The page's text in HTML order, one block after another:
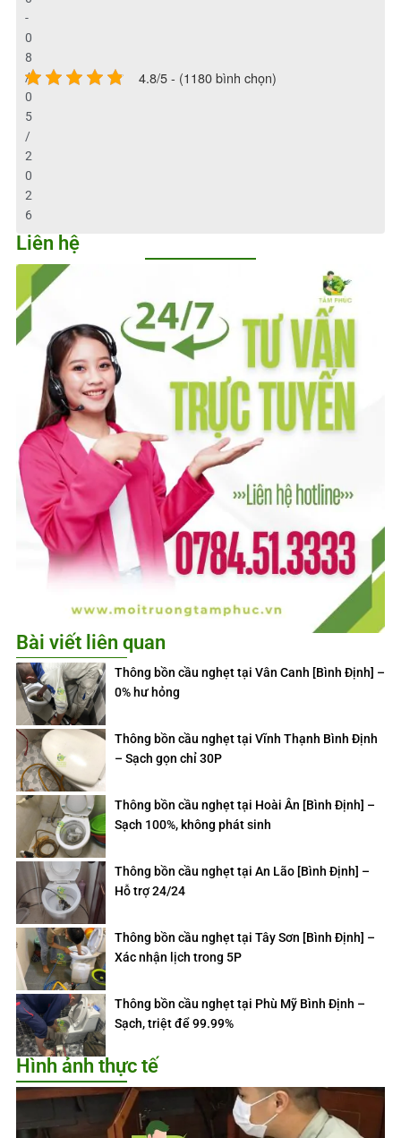
-
0
8
/
0
5
/
2
0
2
6
4.8/5 - (1180 bình chọn)
Liên hệ
Bài viết liên quan
Thông bồn cầu nghẹt tại Vân Canh [Bình Định] –
0% hư hỏng
Thông bồn cầu nghẹt tại Vĩnh Thạnh Bình Định
– Sạch gọn chỉ 30P
Thông bồn cầu nghẹt tại Hoài Ân [Bình Định] –
Sạch 100%, không phát sinh
Thông bồn cầu nghẹt tại An Lão [Bình Định] –
Hỗ trợ 24/24
Thông bồn cầu nghẹt tại Tây Sơn [Bình Định] –
Xác nhận lịch trong 5P
Thông bồn cầu nghẹt tại Phù Mỹ Bình Định –
Sạch, triệt để 99.99%
Hình ảnh thực tế